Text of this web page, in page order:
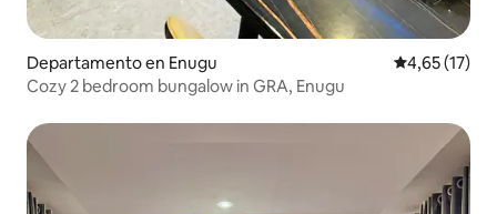
Departamento en Enugu Calificación
4,65 (17)
Cozy 2 bedroom bungalow in GRA, Enugu